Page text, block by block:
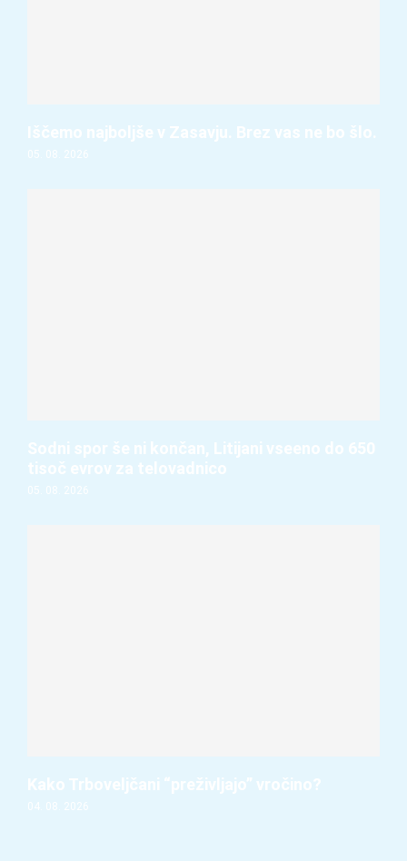
Iščemo najboljše v Zasavju. Brez vas ne bo šlo.
05. 08. 2026
Sodni spor še ni končan, Litijani vseeno do 650
tisoč evrov za telovadnico
05. 08. 2026
Kako Trboveljčani “preživljajo” vročino?
04. 08. 2026